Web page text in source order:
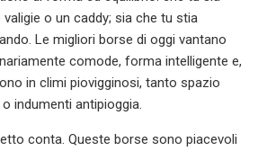
o un caddy; sia che tu stia
Le migliori borse di oggi vantano
comode, forma intelligente e,
in climi piovigginosi, tanto spazio
indumenti antipioggia.
conta. Queste borse sono piacevoli